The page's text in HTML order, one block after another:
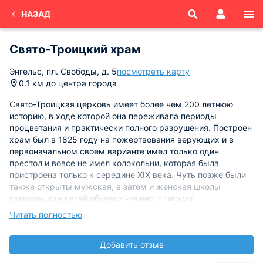
НАЗАД
Свято-Троицкий храм
Энгельс, пл. Свободы, д. 5посмотреть карту
0.1 км до центра города
Свято-Троицкая церковь имеет более чем 200 летнюю
историю, в ходе которой она переживала периоды
процветания и практически полного разрушения. Построен
храм был в 1825 году на пожертвования верующих и в
первоначальном своем варианте имел только один
престол и вовсе не имел колокольни, которая была
пристроена только к середине XIX века. Чуть позже были
также открыты мужская, а затем и женская школы
грамоты, где детей обучали чтению и письму.
В течение более 50 лет с 1930-х храм был полуразрушен и
не функционировал, а некоторое время даже размещал в
себе городскую библиотеку города Энгельса. В 1990-х
практически полностью разрушенное здание церкви было
Читать полностью
Добавить отзыв